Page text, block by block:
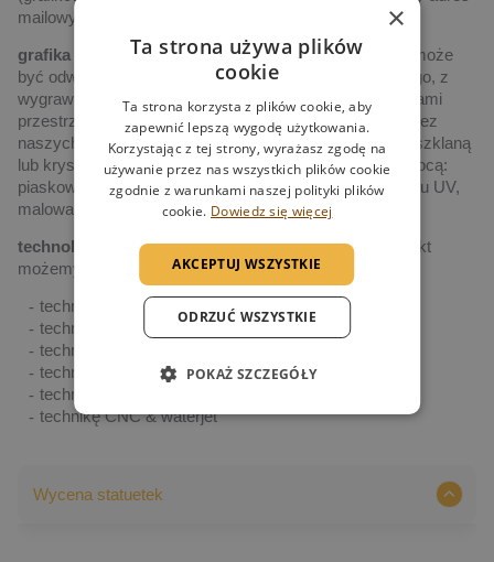
mailowy.
grafika – każdy produkt na naszej stronie internetowej może
być odwzorowaniem indywidualnego projektu graficznego, z
wygrawerowanymi laserowo tekstami, logotypami, figurami
przestrzennymi, kolorystyką, itp., zaprojektowanymi przez
naszych artystów i naniesionymi na statuetkę (lub inną szklaną
lub kryształową formę), różnymi technologiami (za pomocą:
piaskowania, grawerowania laserowego 2D i 3D, nadruku UV,
malowania ręcznego czy maszynowego np. CNC)
technologia indywidualizacji produktu– każdy produkt
możemy indywidualizować wykorzystując:
technikę piaskowania
technikę grawerowania powierzchniowego 2D
technikę grawerowania wewnętrznego 3D
technikę druku UV
technikę druku termotransferowego
technikę CNC & waterjet
Wycena statuetek
×
Ta strona używa plików
cookie
Ta strona korzysta z plików cookie, aby
zapewnić lepszą wygodę użytkowania.
Korzystając z tej strony, wyrażasz zgodę na
używanie przez nas wszystkich plików cookie
zgodnie z warunkami naszej polityki plików
cookie. Dowiedz się więcej
AKCEPTUJ WSZYSTKIE
ODRZUĆ WSZYSTKIE
POKAŻ SZCZEGÓŁY